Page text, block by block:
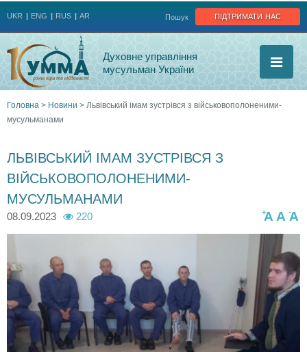
підтримати нас
Пошук
UKR ENG RUS AR
Духовне управління
мусульман України
Ви
тут
Головна > Новини > Львівський імам зустрівся з військовополоненими-
мусульманами
ЛЬВІВСЬКИЙ ІМАМ ЗУСТРІВСЯ З
ВІЙСЬКОВОПОЛОНЕНИМИ-
МУСУЛЬМАНАМИ
08.09.2023 220 -A
A
+A
l
i
v
3
5
0